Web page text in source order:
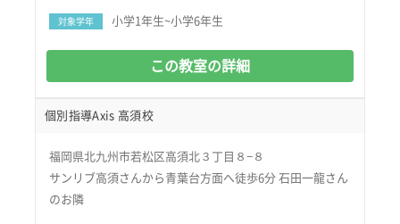
対象学年 小学1年生~小学6年生
この教室の詳細
個別指導Axis 高須校
福岡県北九州市若松区高須北３丁目８−８
サンリブ高須さんから青葉台方面へ徒歩6分 石田一龍さん
のお隣